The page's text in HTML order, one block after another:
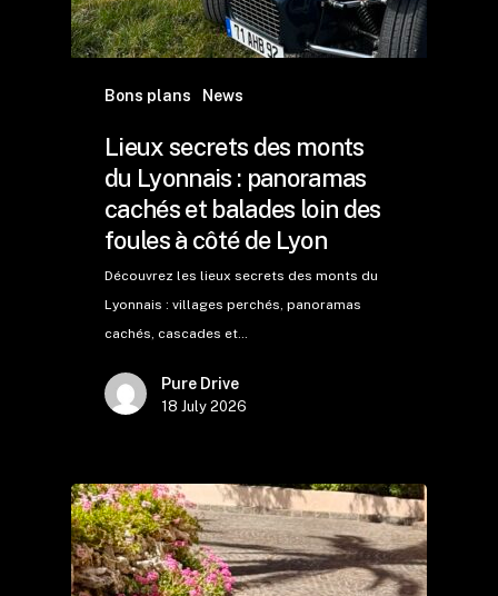
Bons plans News
Lieux secrets des monts
du Lyonnais : panoramas
cachés et balades loin des
foules à côté de Lyon
Découvrez les lieux secrets des monts du
Lyonnais : villages perchés, panoramas
cachés, cascades et…
Pure Drive
18 July 2026